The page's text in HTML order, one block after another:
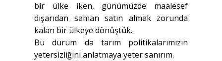
bir ülke iken, günümüzde maalesef
dışarıdan saman satın almak zorunda
kalan bir ülkeye dönüştük.
Bu durum da tarım politikalarımızın
yetersizliğini anlatmaya yeter sanırım.